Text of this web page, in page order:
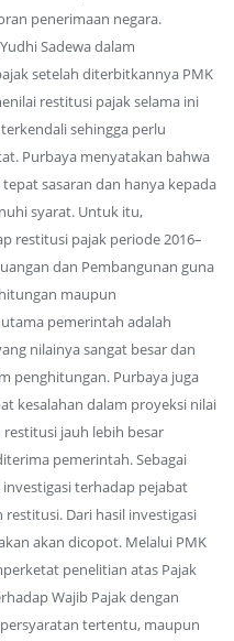
penerimaan negara.
Sadewa dalam
setelah diterbitkannya PMK
restitusi pajak selama ini
sehingga perlu
Purbaya menyatakan bahwa
sasaran dan hanya kepada
syarat. Untuk itu,
restitusi pajak periode 2016–
dan Pembangunan guna
maupun
pemerintah adalah
nilainya sangat besar dan
penghitungan. Purbaya juga
kesalahan dalam proyeksi nilai
jauh lebih besar
pemerintah. Sebagai
terhadap pejabat
Dari hasil investigasi
akan dicopot. Melalui PMK
penelitian atas Pajak
Wajib Pajak dengan
tertentu, maupun